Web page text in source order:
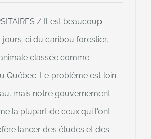
/ Il est beaucoup
jours-ci du caribou forestier,
classée comme
Québec. Le problème est loin
mais notre gouvernement
la plupart de ceux qui l'ont
lancer des études et des